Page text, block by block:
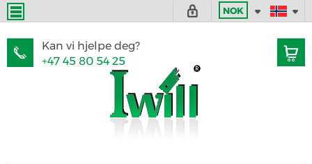
NOK
Kan vi hjelpe deg?
+47 45 80 54 25